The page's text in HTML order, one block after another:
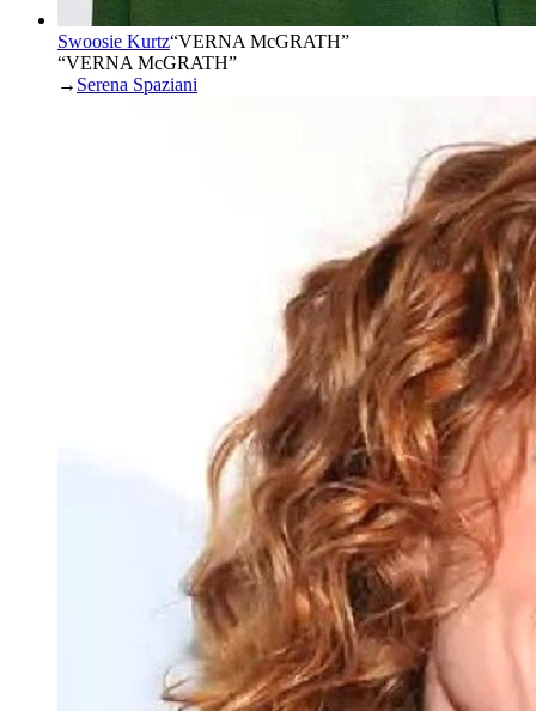
Swoosie Kurtz“VERNA McGRATH”
“VERNA McGRATH”
→ Serena Spaziani